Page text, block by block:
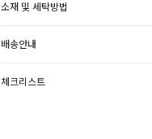
소재 및 세탁방법
배송안내
체크리스트